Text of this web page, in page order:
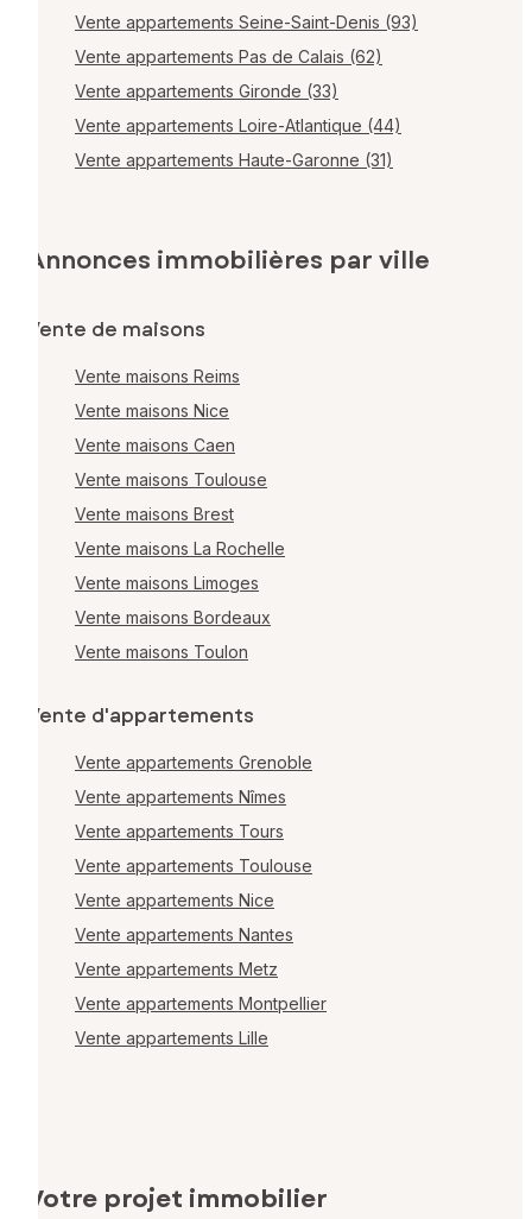
Vente appartements Seine-Saint-Denis (93)
Vente appartements Pas de Calais (62)
Vente appartements Gironde (33)
Vente appartements Loire-Atlantique (44)
Vente appartements Haute-Garonne (31)
Annonces immobilières par ville
Vente de maisons
Vente maisons Reims
Vente maisons Nice
Vente maisons Caen
Vente maisons Toulouse
Vente maisons Brest
Vente maisons La Rochelle
Vente maisons Limoges
Vente maisons Bordeaux
Vente maisons Toulon
Vente d'appartements
Vente appartements Grenoble
Vente appartements Nîmes
Vente appartements Tours
Vente appartements Toulouse
Vente appartements Nice
Vente appartements Nantes
Vente appartements Metz
Vente appartements Montpellier
Vente appartements Lille
Votre projet immobilier